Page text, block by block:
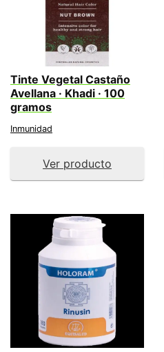
Tinte Vegetal Castaño
Avellana · Khadi · 100
gramos
Inmunidad
Ver producto